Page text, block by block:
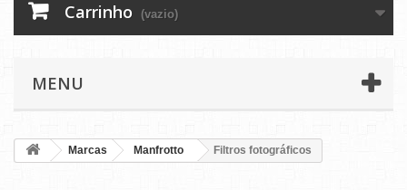
Carrinho (vazio)
MENU
Marcas Manfrotto Filtros fotográficos